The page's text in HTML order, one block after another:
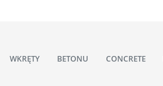
WKRĘTY BETONU CONCRETE